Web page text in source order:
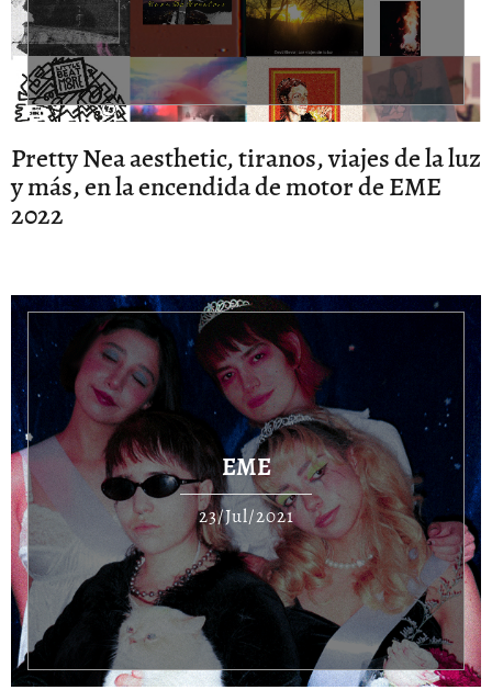
Pretty Nea aesthetic, tiranos, viajes de la luz
y más, en la encendida de motor de EME
2022
EME
23/Jul/2021